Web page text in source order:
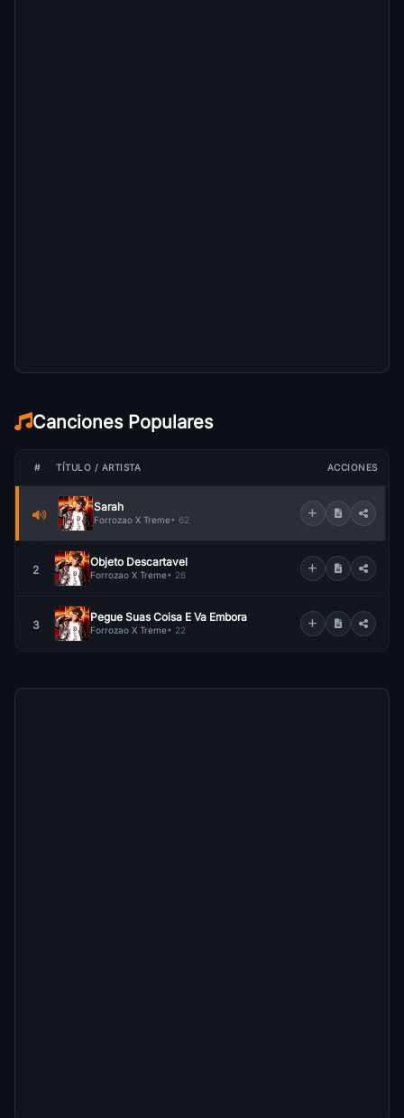
Canciones Populares
# TÍTULO / ARTISTA ACCIONES
Sarah
Forrozao X Treme• 62
2
Objeto Descartavel
Forrozao X Treme• 26
3
Pegue Suas Coisa E Va Embora
Forrozao X Treme• 22